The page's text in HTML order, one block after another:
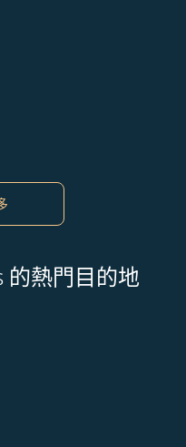
的熱門目的地